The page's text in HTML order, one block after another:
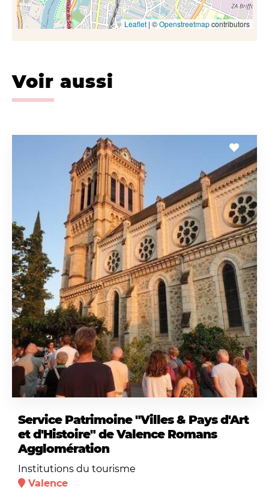
Leaflet| ©Openstreetmapcontributors
Voir aussi
Service Patrimoine "Villes & Pays d'Art
et d'Histoire" de Valence Romans
Agglomération
Institutions du tourisme
Valence